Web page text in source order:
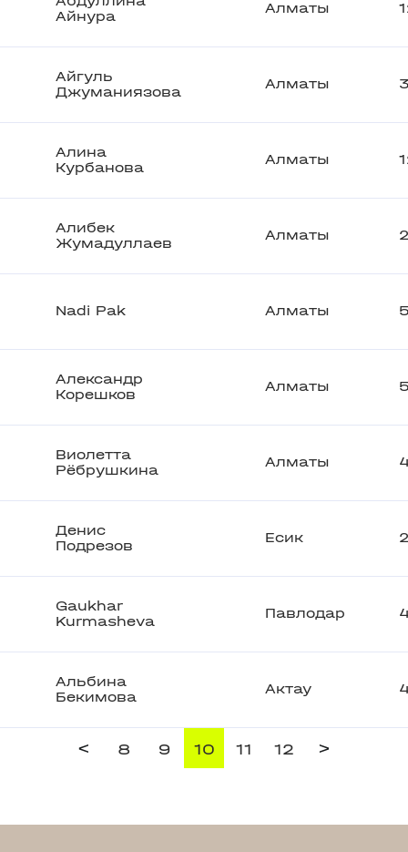
Айнура
Алматы
Айгуль
Джуманиязова
Алматы
Алина
Курбанова
Алматы
Алибек
Жумадуллаев
Алматы
Nadi Pak Алматы
Александр
Корешков
Алматы
Виолетта
Рёбрушкина
Алматы
Денис
Подрезов
Есик
Gaukhar
Kurmasheva
Павлодар
Альбина
Бекимова
Актау
< 8 9 10 11 12 >